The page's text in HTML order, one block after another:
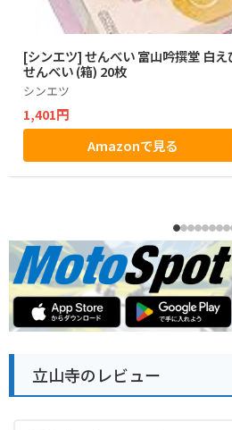
[シンエツ] せんべい 富山吟撰堂 白え
せんべい (箱) 20枚
シンエツ
1,401円
Amazonで見る
立山寺のレビュー